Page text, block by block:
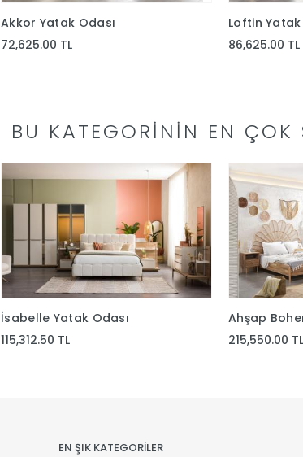
Akkor Yatak Odası
72,625.00 TL
Loftin Yatak
86,625.00 TL
BU KATEGORININ EN ÇOK
İsabelle Yatak Odası
115,312.50 TL
Ahşap
215,550.00 TL
EN ŞIK KATEGORİLER